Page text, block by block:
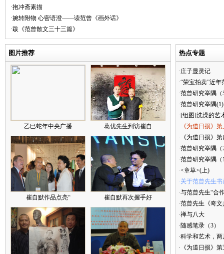
·抱冲斋素描
·婉转附物 心密语澄——读范曾《画外话》
·跋《范曾散文三十三篇》
图片推荐
乙巳蛇年中央广播 葛优先生到访崔自
崔自默作品点亮“ 崔自默再次握手好
热点专题
·庄子显灵记
·“荣宝拍卖”近
·范曾研究举隅（
·范曾研究举隅(1)
·[组图]洗澡的艺
·《为道日损》
·《为道日损》
·范曾研究举隅（
·范曾研究举隅（
·<章草>(上)
·关于范曾先生
·与范曾先生“合
·范曾先生《奇
·禅与八大
·随感笔录（3）
·科学和艺术，
·《为道日损》